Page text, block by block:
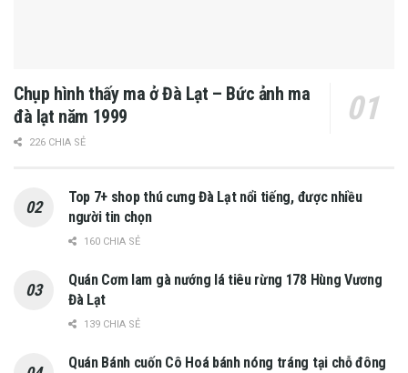
Chụp hình thấy ma ở Đà Lạt – Bức ảnh ma
đà lạt năm 1999
226 CHIA SẺ
Top 7+ shop thú cưng Đà Lạt nổi tiếng, được nhiều
người tin chọn
160 CHIA SẺ
Quán Cơm lam gà nướng lá tiêu rừng 178 Hùng Vương
Đà Lạt
139 CHIA SẺ
Quán Bánh cuốn Cô Hoá bánh nóng tráng tại chỗ đông